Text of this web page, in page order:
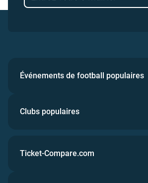
Événements de football populaires
Clubs populaires
Ticket-Compare.com